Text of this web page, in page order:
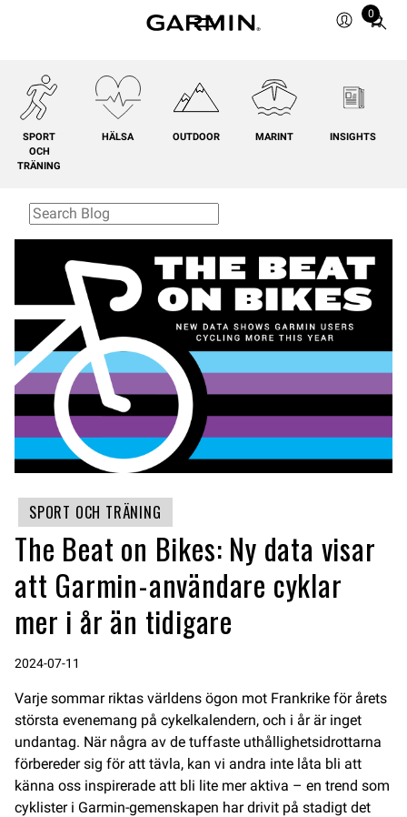
0
Total
0
SPORT
OCH
TRÄNING
HÄLSA OUTDOOR MARINT INSIGHTS
SPORT OCH TRÄNING
The Beat on Bikes: Ny data visar
att Garmin-användare cyklar
mer i år än tidigare
2024-07-11
Varje sommar riktas världens ögon mot Frankrike för årets
största evenemang på cykelkalendern, och i år är inget
undantag. När några av de tuffaste uthållighetsidrottarna
förbereder sig för att tävla, kan vi andra inte låta bli att
känna oss inspirerade att bli lite mer aktiva – en trend som
cyklister i Garmin-gemenskapen har drivit på stadigt det